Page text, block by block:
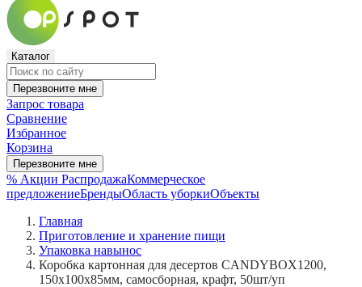
Каталог
Перезвоните мне
Запрос товара
Сравнение
Избранное
Корзина
Перезвоните мне
% Акции РаспродажаКоммерческое
предложениеБрендыОбласть уборкиОбъекты
Главная
Приготовление и хранение пищи
Упаковка навынос
Коробка картонная для десертов CANDYBOX1200,
150х100х85мм, самосборная, крафт, 50шт/уп